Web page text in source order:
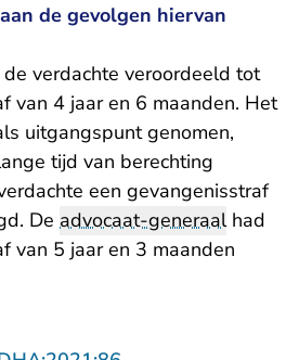
de gevolgen hiervan
verdachte veroordeeld tot
van 4 jaar en 6 maanden. Het
uitgangspunt genomen,
tijd van berechting
een gevangenisstraf
De advocaat-generaalhad
van 5 jaar en 3 maanden